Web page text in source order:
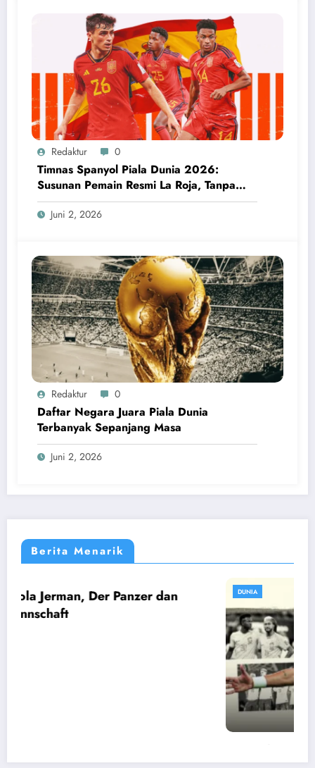
Redaktur 0
Timnas Spanyol Piala Dunia 2026:
Susunan Pemain Resmi La Roja, Tanpa
Wakil Real Madrid
Juni 2, 2026
Redaktur 0
Daftar Negara Juara Piala Dunia
Terbanyak Sepanjang Masa
Juni 2, 2026
Berita Menarik